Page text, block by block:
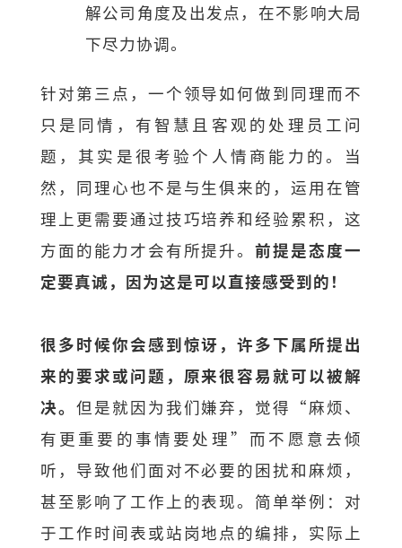
解公司角度及出发点，在不影响大局
下尽力协调。
针对第三点，一个领导如何做到同理而不
只是同情，有智慧且客观的处理员工问
题，其实是很考验个人情商能力的。当
然，同理心也不是与生俱来的，运用在管
理上更需要通过技巧培养和经验累积，这
方面的能力才会有所提升。前提是态度一
定要真诚，因为这是可以直接感受到的！
很多时候你会感到惊讶 ，许多下属所提出
来的要求或问题，原来很容易就可以被解
决。 但是就因为我们嫌弃，觉得“麻烦、
有更重要的事情要处理”而不愿意去倾
听，导致他们面对不必要的困扰和麻烦，
甚至影响了工作上的表现。简单举例：对
于工作时间表或站岗地点的编排，实际上